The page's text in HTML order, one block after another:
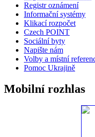
Registr oznámení
Informační systémy
Klikací rozpočet
Czech POINT
Sociální byty
Napište nám
Volby a místní
Pomoc Ukrajině
Mobilní rozhlas